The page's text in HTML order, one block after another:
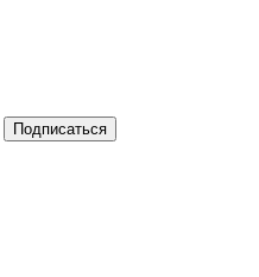
Подписаться